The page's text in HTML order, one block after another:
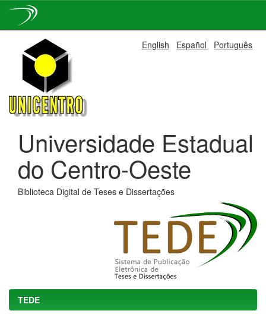
navigation
English Español Português
Universidade Estadual
do Centro-Oeste
Biblioteca Digital de Teses e Dissertações
TEDE